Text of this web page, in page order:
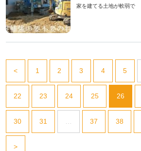
家を建てる土地が軟弱で
< 1 2 3 4 5
22 23 24 25 26
30 31 37 38
>